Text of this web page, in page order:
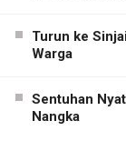
Turun ke
Warga
Sentuhan
Nangka